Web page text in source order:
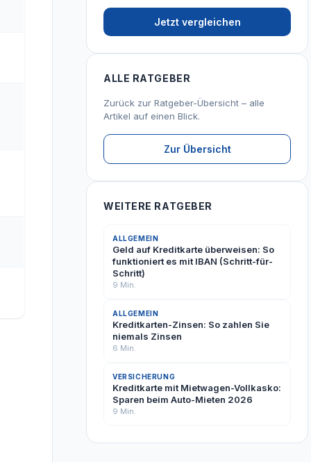
Jetzt vergleichen
ALLE RATGEBER
Zurück zur Ratgeber-Übersicht – alle
Artikel auf einen Blick.
Zur Übersicht
WEITERE RATGEBER
ALLGEMEIN
Geld auf Kreditkarte überweisen: So
funktioniert es mit IBAN (Schritt-für-
Schritt)
9 Min.
ALLGEMEIN
Kreditkarten-Zinsen: So zahlen Sie
niemals Zinsen
6 Min.
VERSICHERUNG
Kreditkarte mit Mietwagen-Vollkasko:
Sparen beim Auto-Mieten 2026
9 Min.